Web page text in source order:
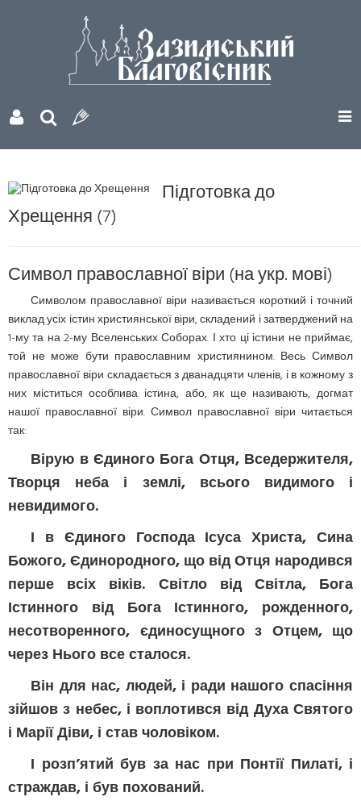
Підготовка до
Хрещення (7)
Символ православної віри (на укр. мові)
Символом православної віри називається короткий і точний
виклад усіх істин християнської віри, складений і затверджений на
1-му та на 2-му Вселенських Соборах. І хто ці істини не приймає,
той не може бути православним християнином. Весь Символ
православної віри складається з дванадцяти членів, і в кожному з
них міститься особлива істина, або, як ще називають, догмат
нашої православної віри. Символ православної віри читається
так:
Вірую в Єдиного Бога Отця, Вседержителя,
Творця неба і землі, всього видимого і
невидимого.
І в Єдиного Господа Ісуса Христа, Сина
Божого, Єдинородного, що від Отця народився
перше всіх віків. Світло від Світла, Бога
Істинного від Бога Істинного, рожденного,
несотворенного, єдиносущного з Отцем, що
через Нього все сталося.
Він для нас, людей, і ради нашого спасіння
зійшов з небес, і воплотився від Духа Святого
і Марії Діви, і став чоловіком.
І розп’ятий був за нас при Понтії Пилаті, і
страждав, і був похований.